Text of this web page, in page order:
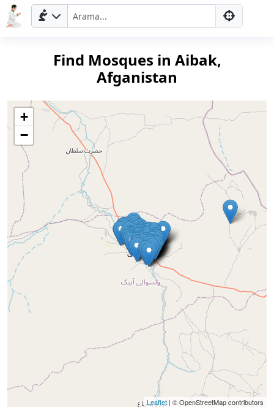
Find Mosques in Aibak,
Afganistan
+
−
Leaflet| © OpenStreetMap contributors